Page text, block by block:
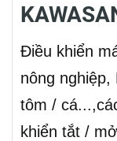
Điều khiển
nông nghiệp,
tôm /
khiển tắt /